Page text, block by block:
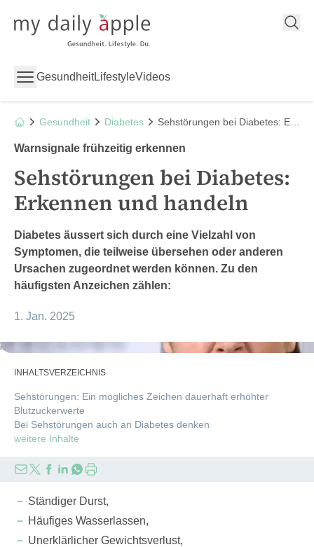
My Daily Apple
GesundheitLifestyleVideos
Gesundheit Diabetes
Warnsignale frühzeitig erkennen
Sehstörungen bei Diabetes:
Erkennen und handeln
Diabetes äussert sich durch eine Vielzahl von
Symptomen, die teilweise übersehen oder anderen
Ursachen zugeordnet werden können. Zu den
häufigsten Anzeichen zählen:
1. Jan. 2025
motortion/stock.adobe.com
INHALTSVERZEICHNIS
Sehstörungen: Ein mögliches Zeichen dauerhaft erhöhter
Blutzuckerwerte
Bei Sehstörungen auch an Diabetes denken
weitere Inhalte
Ständiger Durst,
Häufiges Wasserlassen,
Unerklärlicher Gewichtsverlust,